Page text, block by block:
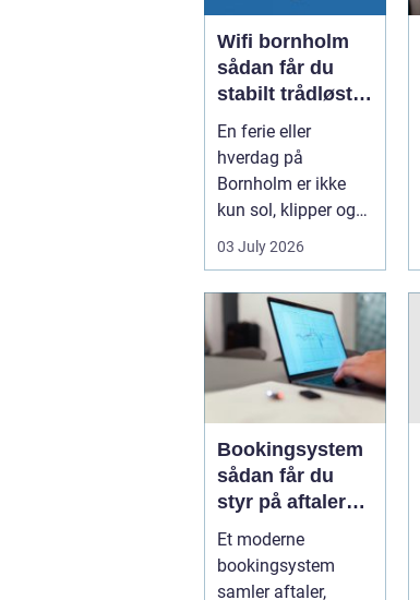
Wifi bornholm
sådan får du
stabilt trådløst
net på klippeøen
En ferie eller
hverdag på
Bornholm er ikke
kun sol, klipper og
strand. For mange
er en stabil intern...
03 July 2026
Bookingsystem
sådan får du
styr på aftaler
og
arbejdsgange
Et moderne
bookingsystem
samler aftaler,